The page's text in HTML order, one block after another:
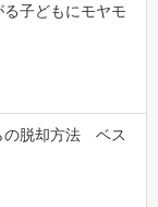
子どもにモヤモ
の脱却方法 ベス